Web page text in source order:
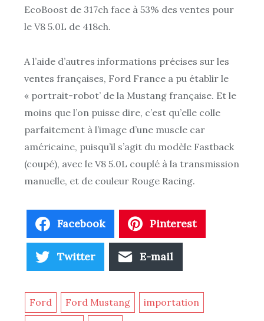
EcoBoost de 317ch face à 53% des ventes pour
le V8 5.0L de 418ch.
A l’aide d’autres informations précises sur les
ventes françaises, Ford France a pu établir le
« portrait-robot’ de la Mustang française. Et le
moins que l’on puisse dire, c’est qu’elle colle
parfaitement à l’image d’une muscle car
américaine, puisqu’il s’agit du modèle Fastback
(coupé), avec le V8 5.0L couplé à la transmission
manuelle, et de couleur Rouge Racing.
Facebook Pinterest
Twitter E-mail
Ford Ford Mustang
importation